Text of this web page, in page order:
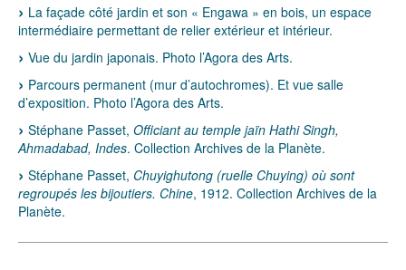
La façade côté jardin et son « Engawa » en bois, un espace
intermédiaire permettant de relier extérieur et intérieur.
Vue du jardin japonais. Photo l’Agora des Arts.
Parcours permanent (mur d’autochromes). Et vue salle
d’exposition. Photo l’Agora des Arts.
Stéphane Passet, Officiant au temple jaïn Hathi Singh,
Ahmadabad, Indes. Collection Archives de la Planète.
Stéphane Passet, Chuyighutong (ruelle Chuying) où sont
regroupés les bijoutiers. Chine, 1912. Collection Archives de la
Planète.